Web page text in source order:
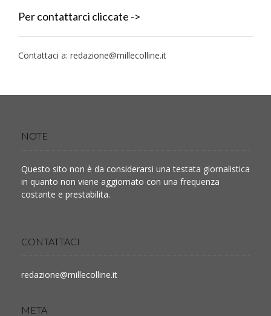
Per contattarci cliccate ->
Contattaci a: redazione@millecolline.it
NOTE
Questo sito non è da considerarsi una testata giornalistica
in quanto non viene aggiornato con una frequenza
costante e prestabilita.
CONTATTACI
redazione@millecolline.it
META